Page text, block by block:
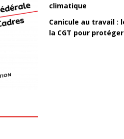
climatique
Canicule au travail :
la CGT pour